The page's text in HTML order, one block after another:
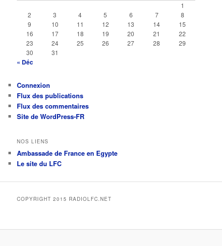
1
2
3 4 5 6 7
8
9
10 11 12 13 14
15
16
17 18 19 20 21
22
23
24 25 26 27 28
29
30
31
« Déc
Connexion
Flux des publications
Flux des commentaires
Site de WordPress-FR
NOS LIENS
Ambassade de France en Egypte
Le site du LFC
COPYRIGHT 2015 RADIOLFC.NET